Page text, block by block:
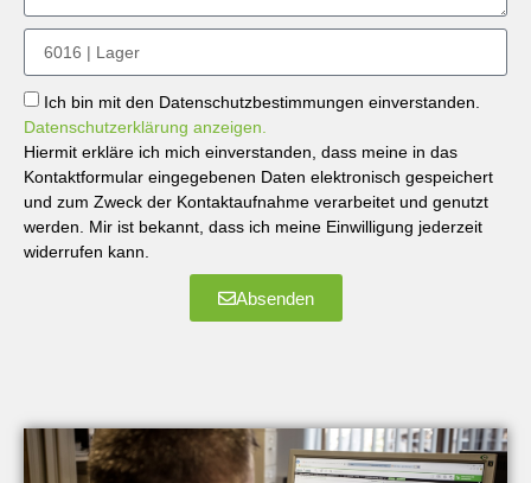
Ich bin mit den Datenschutzbestimmungen einverstanden.
Datenschutzerklärung anzeigen.
Hiermit erkläre ich mich einverstanden, dass meine in das
Kontaktformular eingegebenen Daten elektronisch gespeichert
und zum Zweck der Kontaktaufnahme verarbeitet und genutzt
werden. Mir ist bekannt, dass ich meine Einwilligung jederzeit
widerrufen kann.
Absenden